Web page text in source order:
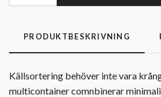
PRODUKTBESKRIVNING
Källsortering behöver inte vara
multicontainer comnbinerar